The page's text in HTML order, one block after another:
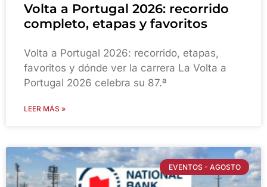
Volta a Portugal 2026: recorrido
completo, etapas y favoritos
Volta a Portugal 2026: recorrido, etapas,
favoritos y dónde ver la carrera La Volta a
Portugal 2026 celebra su 87.ª
LEER MÁS »
EVENTOS - AGOSTO